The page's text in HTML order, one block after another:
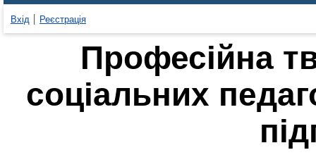
Вхід Реєстрація
Професійна
соціальних